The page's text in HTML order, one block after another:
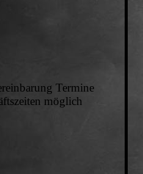
Termine
möglich